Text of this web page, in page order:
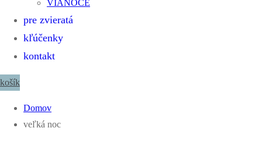
VIANOCE
pre zvieratá
kľúčenky
kontakt
košík
Domov
veľká noc